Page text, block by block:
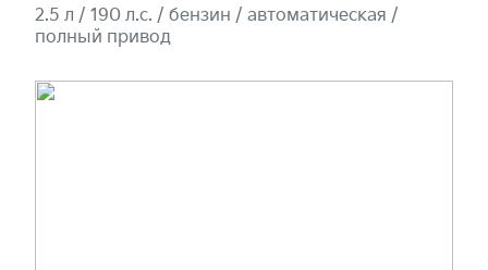
2.5 л / 190 л.c. / бензин / автоматическая /
полный привод